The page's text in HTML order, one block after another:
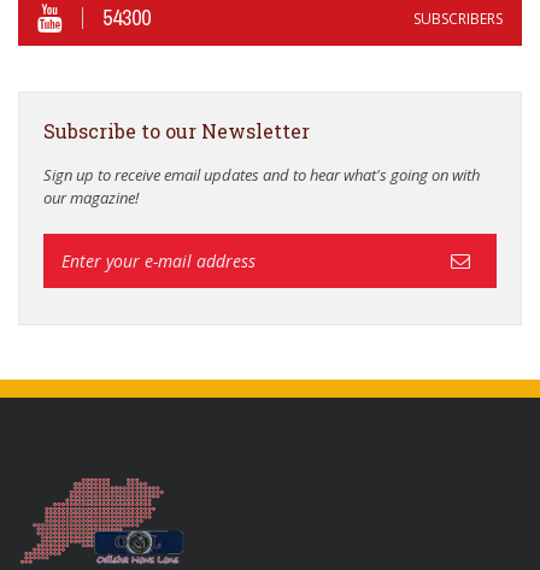
54300 SUBSCRIBERS
Subscribe to our Newsletter
Sign up to receive email updates and to hear what's going on with
our magazine!